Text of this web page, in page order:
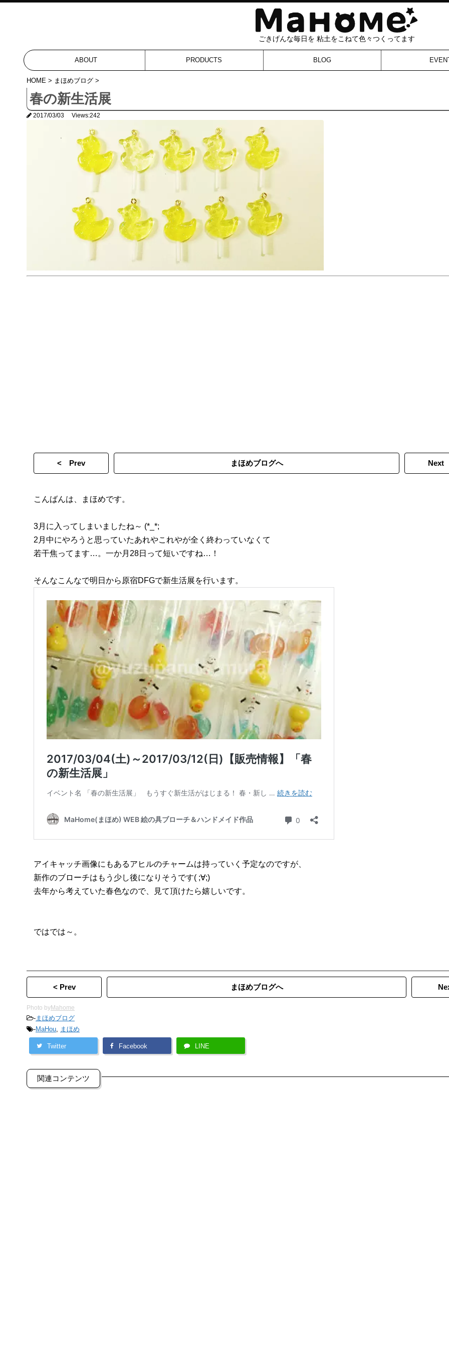
ごきげんな毎日を 粘土をこねて色々つくってます
ABOUT PRODUCTS BLOG
HOME > まほめブログ >
春の新生活展
2017/03/03 Views:242
< Prev まほめブログへ
こんばんは、まほめです。
3月に入ってしまいましたね～ (*_*;
2月中にやろうと思っていたあれやこれやが全く終わっていなくて
若干焦ってます…。一か月28日って短いですね…！
そんなこんなで明日から原宿DFGで新生活展を行います。
アイキャッチ画像にもあるアヒルのチャームは持っていく予定なのですが、
新作のブローチはもう少し後になりそうです( ;∀;)
去年から考えていた春色なので、見て頂けたら嬉しいです。
ではでは～。
< Prev まほめブログへ
Photo byMahome
-まほめブログ
-MaHou, まほめ
Twitter Facebook LINE
関連コンテンツ